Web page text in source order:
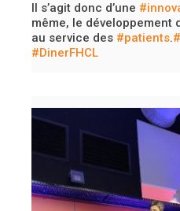
Il s’agit donc d’une
même, le développement
au service des #patients.
#DinerFHCL